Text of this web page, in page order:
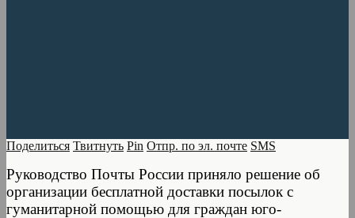
Поделиться Твитнуть Pin Отпр. по эл. почте SMS
Руководство Почты России приняло решение об
организации бесплатной доставки посылок с
гуманитарной помощью для граждан юго-